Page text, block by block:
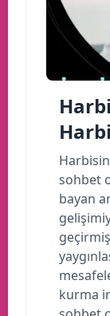
sohbet
bayan
kurma